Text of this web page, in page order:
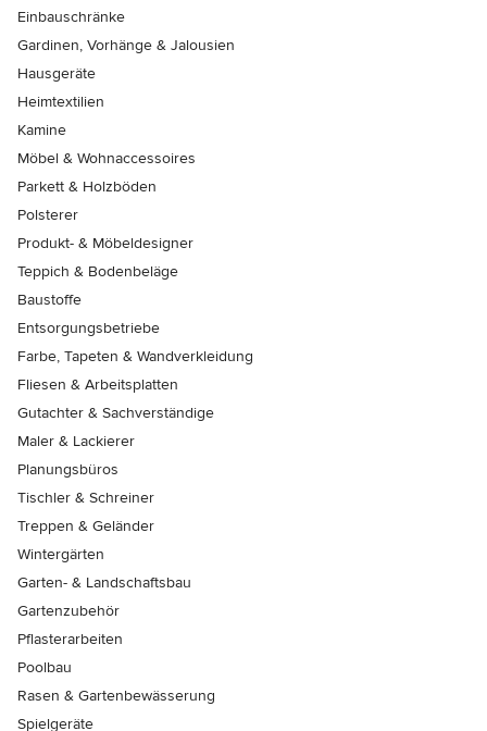
Einbauschränke
Gardinen, Vorhänge & Jalousien
Hausgeräte
Heimtextilien
Kamine
Möbel & Wohnaccessoires
Parkett & Holzböden
Polsterer
Produkt- & Möbeldesigner
Teppich & Bodenbeläge
Baustoffe
Entsorgungsbetriebe
Farbe, Tapeten & Wandverkleidung
Fliesen & Arbeitsplatten
Gutachter & Sachverständige
Maler & Lackierer
Planungsbüros
Tischler & Schreiner
Treppen & Geländer
Wintergärten
Garten- & Landschaftsbau
Gartenzubehör
Pflasterarbeiten
Poolbau
Rasen & Gartenbewässerung
Spielgeräte